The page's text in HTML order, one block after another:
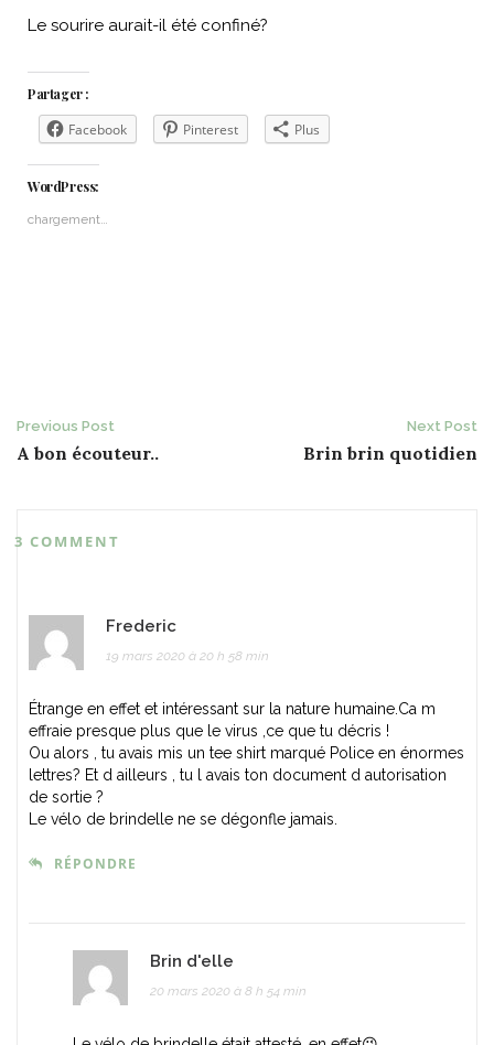
Le sourire aurait-il été confiné?
Partager :
Facebook Pinterest Plus
WordPress:
chargement…
Post
Previous Post
A bon écouteur..
Next Post
Brin brin quotidien
3 COMMENT
Frederic
19 mars 2020 à 20 h 58 min
Étrange en effet et intéressant sur la nature humaine.Ca m
effraie presque plus que le virus ,ce que tu décris !
Ou alors , tu avais mis un tee shirt marqué Police en énormes
lettres? Et d ailleurs , tu l avais ton document d autorisation
de sortie ?
Le vélo de brindelle ne se dégonfle jamais.
RÉPONDRE
Brin d'elle
20 mars 2020 à 8 h 54 min